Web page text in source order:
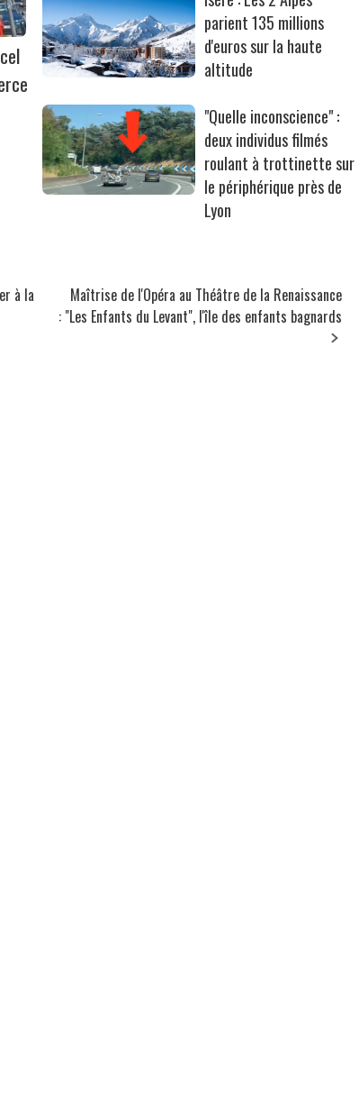
parient 135 millions
d'euros sur la haute
altitude
"Quelle inconscience" :
deux individus filmés
roulant à trottinette sur
le périphérique près de
Lyon
à la
Maîtrise de l'Opéra au Théâtre de la Renaissance
: "Les Enfants du Levant", l'île des enfants bagnards